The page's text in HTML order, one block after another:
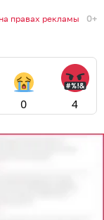
на правах рекламы 0+
0 4